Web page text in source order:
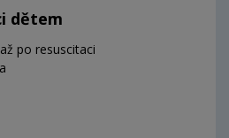
dětem
po resuscitaci